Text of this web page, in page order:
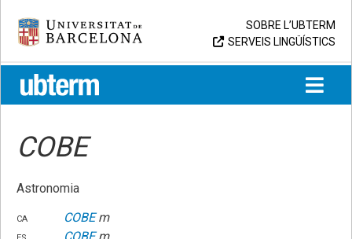
content
Universitat de Barcelona
SOBRE L’UBTERM
SERVEIS LINGÜÍSTICS
UB > UBTERM
COBE
Astronomia
ca
COBE m